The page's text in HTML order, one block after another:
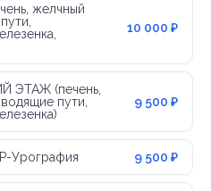
желчный
10 000 ₽
ЭТАЖ (печень,
пути,
9 500 ₽
Урография 9 500 ₽